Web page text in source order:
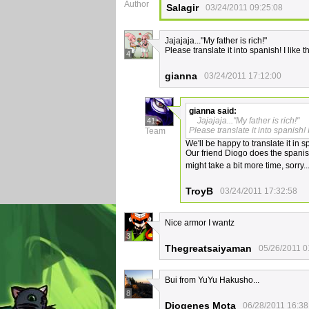
Author Salagir 03/24/2011 09:25:08
4
Jajajaja..."My father is rich!"
Please translate it into spanish! I like
gianna 03/24/2011 17:12:00
41
Team
gianna said:
Jajajaja..."My father is rich!"
Please translate it into spanish!
We'll be happy to translate it in
Our friend Diogo does the
might take a bit more time,
TroyB 03/24/2011 17:32:58
3
Nice armor I wantz
Thegreatsaiyaman 05/26/2011
8
Bui from YuYu Hakusho...
Diogenes Mota 06/28/2011